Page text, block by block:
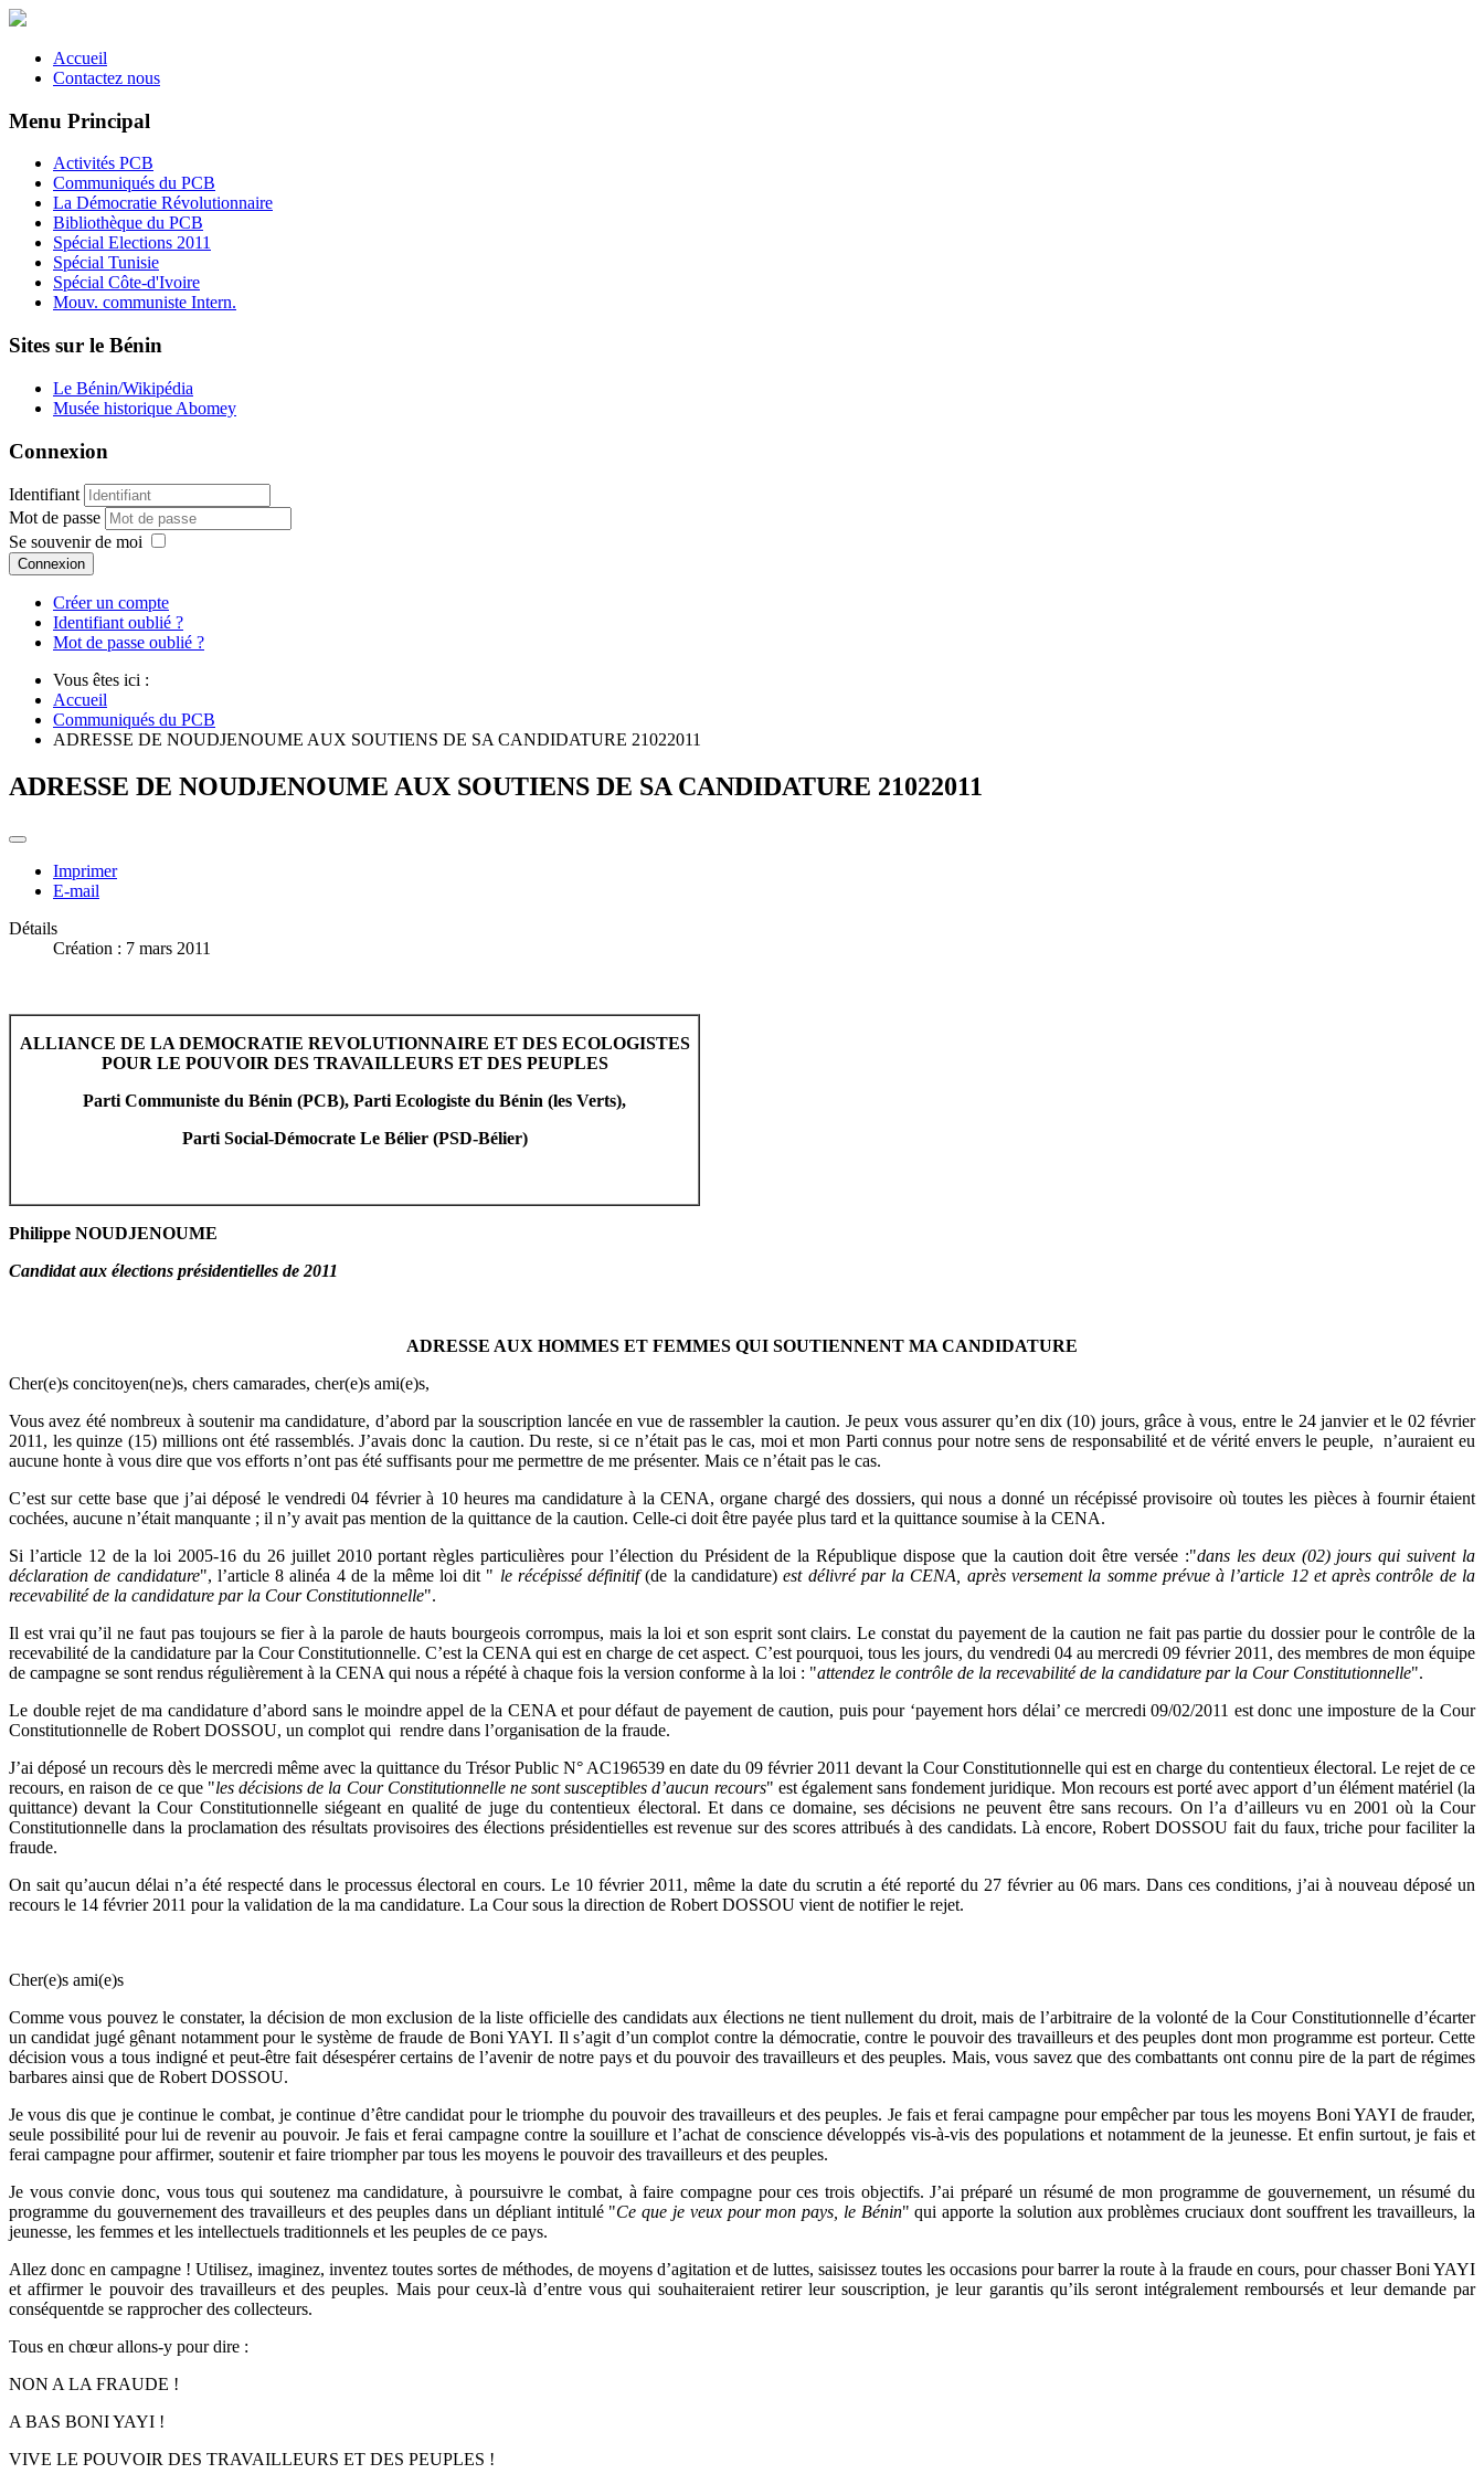
Accueil
Contactez nous
Menu Principal
Activités PCB
Communiqués du PCB
La Démocratie Révolutionnaire
Bibliothèque du PCB
Spécial Elections 2011
Spécial Tunisie
Spécial Côte-d'Ivoire
Mouv. communiste Intern.
Sites sur le Bénin
Le Bénin/Wikipédia
Musée historique Abomey
Connexion
Identifiant
Mot de passe
Se souvenir de moi
Connexion
Créer un compte
Identifiant oublié ?
Mot de passe oublié ?
Vous êtes ici :
Accueil
Communiqués du PCB
ADRESSE DE NOUDJENOUME AUX SOUTIENS DE SA CANDIDATURE 21022011
ADRESSE DE NOUDJENOUME AUX SOUTIENS DE SA CANDIDATURE 21022011
Imprimer
E-mail
Détails
Création : 7 mars 2011
ALLIANCE DE LA DEMOCRATIE REVOLUTIONNAIRE ET DES ECOLOGISTES
POUR LE POUVOIR DES TRAVAILLEURS ET DES PEUPLES
Parti Communiste du Bénin (PCB), Parti Ecologiste du Bénin (les Verts),
Parti Social-Démocrate Le Bélier (PSD-Bélier)
Philippe NOUDJENOUME
Candidat aux élections présidentielles de 2011
ADRESSE AUX HOMMES ET FEMMES QUI SOUTIENNENT MA CANDIDATURE
Cher(e)s concitoyen(ne)s, chers camarades, cher(e)s ami(e)s,
Vous avez été nombreux à soutenir ma candidature, d’abord par la souscription lancée en vue de rassembler la caution. Je peux vous assurer qu’en dix (10) jours, grâce à vous, entre le 24 janvier et le 02 février
2011, les quinze (15) millions ont été rassemblés. J’avais donc la caution. Du reste, si ce n’était pas le cas, moi et mon Parti connus pour notre sens de responsabilité et de vérité envers le peuple, n’auraient eu
aucune honte à vous dire que vos efforts n’ont pas été suffisants pour me permettre de me présenter. Mais ce n’était pas le cas.
C’est sur cette base que j’ai déposé le vendredi 04 février à 10 heures ma candidature à la CENA, organe chargé des dossiers, qui nous a donné un récépissé provisoire où toutes les pièces à fournir étaient
cochées, aucune n’était manquante ; il n’y avait pas mention de la quittance de la caution. Celle-ci doit être payée plus tard et la quittance soumise à la CENA.
Si l’article 12 de la loi 2005-16 du 26 juillet 2010 portant règles particulières pour l’élection du Président de la République dispose que la caution doit être versée :"dans les deux (02) jours qui suivent la
déclaration de candidature", l’article 8 alinéa 4 de la même loi dit " le récépissé définitif(de la candidature) est délivré par la CENA, après versement la somme prévue à l’article 12 et après contrôle de la
recevabilité de la candidature par la Cour Constitutionnelle".
Il est vrai qu’il ne faut pas toujours se fier à la parole de hauts bourgeois corrompus, mais la loi et son esprit sont clairs. Le constat du payement de la caution ne fait pas partie du dossier pour le contrôle de la
recevabilité de la candidature par la Cour Constitutionnelle. C’est la CENA qui est en charge de cet aspect. C’est pourquoi, tous les jours, du vendredi 04 au mercredi 09 février 2011, des membres de mon équipe
de campagne se sont rendus régulièrement à la CENA qui nous a répété à chaque fois la version conforme à la loi : "attendez le contrôle de la recevabilité de la candidature par la Cour Constitutionnelle".
Le double rejet de ma candidature d’abord sans le moindre appel de la CENA et pour défaut de payement de caution, puis pour ‘payement hors délai’ ce mercredi 09/02/2011 est donc une imposture de la Cour
Constitutionnelle de Robert DOSSOU, un complot qui rendre dans l’organisation de la fraude.
J’ai déposé un recours dès le mercredi même avec la quittance du Trésor Public N° AC196539 en date du 09 février 2011 devant la Cour Constitutionnelle qui est en charge du contentieux électoral. Le rejet de ce
recours, en raison de ce que "les décisions de la Cour Constitutionnelle ne sont susceptibles d’aucun recours" est également sans fondement juridique. Mon recours est porté avec apport d’un élément matériel (la
quittance) devant la Cour Constitutionnelle siégeant en qualité de juge du contentieux électoral. Et dans ce domaine, ses décisions ne peuvent être sans recours. On l’a d’ailleurs vu en 2001 où la Cour
Constitutionnelle dans la proclamation des résultats provisoires des élections présidentielles est revenue sur des scores attribués à des candidats. Là encore, Robert DOSSOU fait du faux, triche pour faciliter la
fraude.
On sait qu’aucun délai n’a été respecté dans le processus électoral en cours. Le 10 février 2011, même la date du scrutin a été reporté du 27 février au 06 mars. Dans ces conditions, j’ai à nouveau déposé un
recours le 14 février 2011 pour la validation de la ma candidature. La Cour sous la direction de Robert DOSSOU vient de notifier le rejet.
Cher(e)s ami(e)s
Comme vous pouvez le constater, la décision de mon exclusion de la liste officielle des candidats aux élections ne tient nullement du droit, mais de l’arbitraire de la volonté de la Cour Constitutionnelle d’écarter
un candidat jugé gênant notamment pour le système de fraude de Boni YAYI. Il s’agit d’un complot contre la démocratie, contre le pouvoir des travailleurs et des peuples dont mon programme est porteur. Cette
décision vous a tous indigné et peut-être fait désespérer certains de l’avenir de notre pays et du pouvoir des travailleurs et des peuples. Mais, vous savez que des combattants ont connu pire de la part de régimes
barbares ainsi que de Robert DOSSOU.
Je vous dis que je continue le combat, je continue d’être candidat pour le triomphe du pouvoir des travailleurs et des peuples. Je fais et ferai campagne pour empêcher par tous les moyens Boni YAYI de frauder,
seule possibilité pour lui de revenir au pouvoir. Je fais et ferai campagne contre la souillure et l’achat de conscience développés vis-à-vis des populations et notamment de la jeunesse. Et enfin surtout, je fais et
ferai campagne pour affirmer, soutenir et faire triompher par tous les moyens le pouvoir des travailleurs et des peuples.
Je vous convie donc, vous tous qui soutenez ma candidature, à poursuivre le combat, à faire compagne pour ces trois objectifs. J’ai préparé un résumé de mon programme de gouvernement, un résumé du
programme du gouvernement des travailleurs et des peuples dans un dépliant intitulé "Ce que je veux pour mon pays, le Bénin" qui apporte la solution aux problèmes cruciaux dont souffrent les travailleurs, la
jeunesse, les femmes et les intellectuels traditionnels et les peuples de ce pays.
Allez donc en campagne ! Utilisez, imaginez, inventez toutes sortes de méthodes, de moyens d’agitation et de luttes, saisissez toutes les occasions pour barrer la route à la fraude en cours, pour chasser Boni YAYI
et affirmer le pouvoir des travailleurs et des peuples. Mais pour ceux-là d’entre vous qui souhaiteraient retirer leur souscription, je leur garantis qu’ils seront intégralement remboursés et leur demande par
conséquentde se rapprocher des collecteurs.
Tous en chœur allons-y pour dire :
NON A LA FRAUDE !
A BAS BONI YAYI !
VIVE LE POUVOIR DES TRAVAILLEURS ET DES PEUPLES !